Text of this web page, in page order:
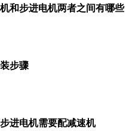
和步进电机两者之间有哪些
步骤
进电机需要配减速机